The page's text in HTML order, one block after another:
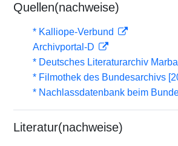
Quellen(nachweise)
* Kalliope-Verbund
Archivportal-D
* Deutsches Literaturarchiv
* Filmothek des Bundesarchivs
* Nachlassdatenbank beim
Literatur(nachweise)